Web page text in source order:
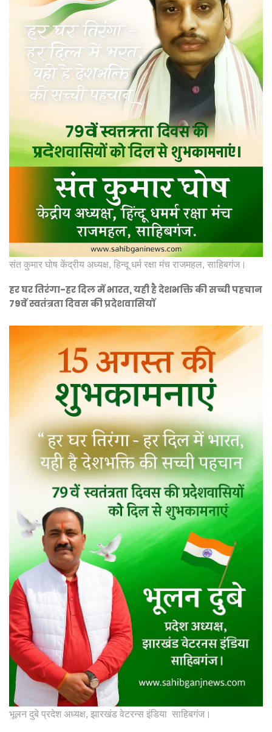
संत कुमार घोष केंद्रीय अध्यक्ष, हिन्दू धर्म रक्षा मंच राजमहल, साहिबगंज।
हर घर तिरंगा-हर दिल में भारत, यही है देशभक्ति की सच्ची पहचान
79वें स्वतंत्रता दिवस की प्रदेशवासियों
भूलन दुबे प्रदेश अध्यक्ष, झारखंड वेटरन्स इंडिया साहिबगंज।